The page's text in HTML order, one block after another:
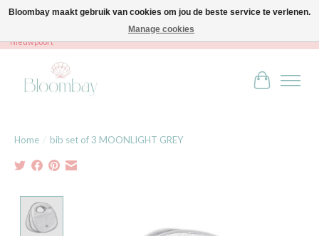
Bloombay - Babies & Kids - Bali home & interior - Robert Orlentpromenade 9A -
Nieuwpoort
Home / bib set of 3 MOONLIGHT GREY
Bloombay maakt gebruik van cookies om jou de beste service te verlenen.
Manage cookies